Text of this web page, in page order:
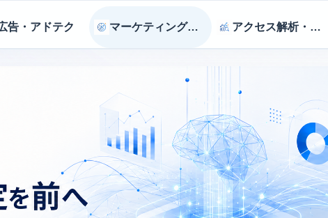
告・アドテク マーケティング戦略 アクセス解析・効果測定